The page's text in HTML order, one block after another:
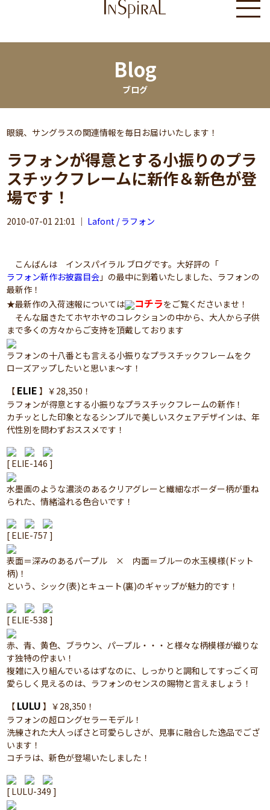
Blog
ブログ
眼鏡、サングラスの関連情報を毎日お届けいたします！
ラフォンが得意とする小振りのプラ
スチックフレームに新作＆新色が登
場です！
2010-07-01 21:01 ｜ Lafont / ラフォン
こんばんは インスパイラル ブログです。大好評の「
ラフォン新作お披露目会 」の最中に到着いたしました、ラフォンの
最新作！
★最新作の入荷速報については
コチラをご覧くださいませ！
そんな届きたてホヤホヤのコレクションの中から、大人から子供
まで多くの方々からご支持を頂戴しております
ラフォンの十八番とも言える小振りなプラスチックフレームをク
ローズアップしたいと思いま～す！
【 ELIE 】￥28,350！
ラフォンが得意とする小振りなプラスチックフレームの新作！
カチッとした印象となるシンプルで美しいスクェアデザインは、年
代性別を問わずおススメです！
[ ELIE-146 ]
水墨画のような濃淡のあるクリアグレーと繊細なボーダー柄が重ね
られた、情緒溢れる色合いです！
[ ELIE-757 ]
表面＝深みのあるパープル × 内面＝ブルーの水玉模様(ドット
柄)！
という、シック(表)とキュート(裏)のギャップが魅力的です！
[ ELIE-538 ]
赤、青、黄色、ブラウン、パープル・・・と様々な柄模様が織りな
す独特の佇まい！
複雑に入り組んでいるはずなのに、しっかりと調和してすっごく可
愛らしく見えるのは、ラフォンのセンスの賜物と言えましょう！
【 LULU 】￥28,350！
ラフォンの超ロングセラーモデル！
洗練された大人っぽさと可愛らしさが、見事に融合した逸品でござ
います！
コチラは、新色が登場いたしました！
[ LULU-349 ]